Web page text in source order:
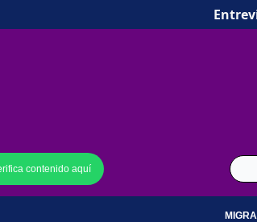
contenido aquí